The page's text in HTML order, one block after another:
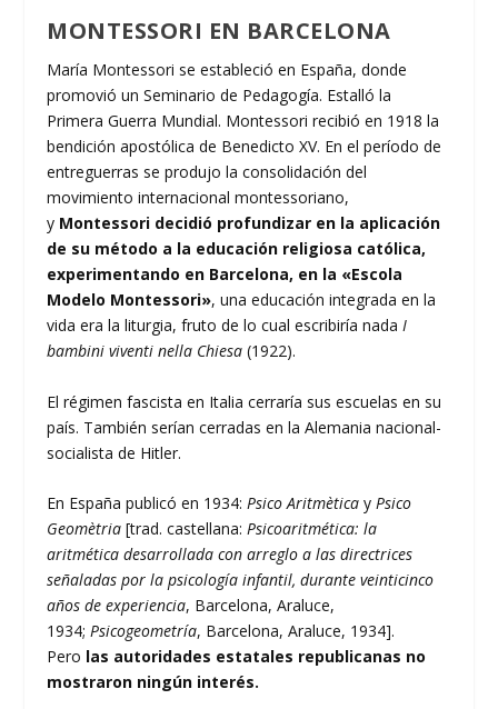
MONTESSORI EN BARCELONA
María Montessori se estableció en España, donde
promovió un Seminario de Pedagogía. Estalló la
Primera Guerra Mundial. Montessori recibió en 1918 la
bendición apostólica de Benedicto XV. En el período de
entreguerras se produjo la consolidación del
movimiento internacional montessoriano,
y Montessori decidió profundizar en la aplicación
de su método a la educación religiosa católica,
experimentando en Barcelona, en la «Escola
Modelo Montessori», una educación integrada en la
vida era la liturgia, fruto de lo cual escribiría nadaI
bambini viventi nella Chiesa (1922).
El régimen fascista en Italia cerraría sus escuelas en su
país. También serían cerradas en la Alemania nacional-
socialista de Hitler.
En España publicó en 1934:Psico Aritmètica yPsico
Geomètria [trad. castellana:Psicoaritmética: la
aritmética desarrollada con arreglo a las directrices
señaladas por la psicología infantil, durante veinticinco
años de experiencia, Barcelona, Araluce,
1934;Psicogeometría, Barcelona, Araluce, 1934].
Pero las autoridades estatales republicanas no
mostraron ningún interés.